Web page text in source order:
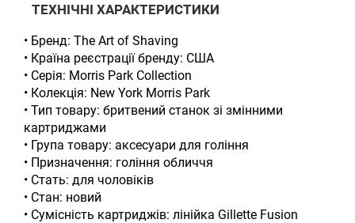
ТЕХНІЧНІ ХАРАКТЕРИСТИКИ
• Бренд: The Art of Shaving
• Країна реєстрації бренду: США
• Серія: Morris Park Collection
• Колекція: New York Morris Park
• Тип товару: бритвений станок зі змінними
картриджами
• Група товару: аксесуари для гоління
• Призначення: гоління обличчя
• Стать: для чоловіків
• Стан: новий
• Сумісність картриджів: лінійка Gillette Fusion